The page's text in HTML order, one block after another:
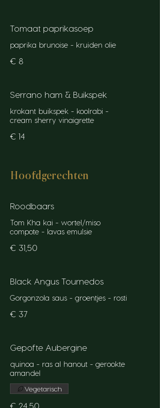
Tomaat paprikasoep
paprika brunoise - kruiden olie
€ 8
Serrano ham & Buikspek
krokant buikspek - koolrabi -
cream sherry vinaigrette
€ 14
Hoofdgerechten
Roodbaars
Tom Kha kai - wortel/miso
compote - lavas emulsie
€ 31,50
Black Angus Tournedos
Gorgonzola saus - groentjes - rosti
€ 37
Gepofte Aubergine
quinoa - ras al hanout - gerookte
amandel
€ 24,50
Vegetarisch